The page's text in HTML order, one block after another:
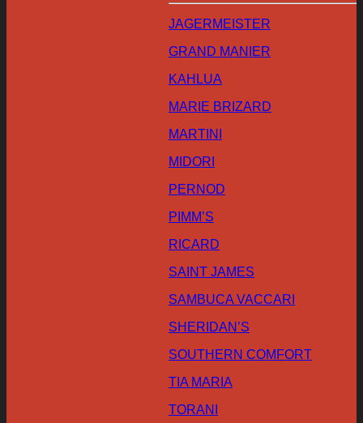
JAGERMEISTER
GRAND MANIER
KAHLUA
MARIE BRIZARD
MARTINI
MIDORI
PERNOD
PIMM’S
RICARD
SAINT JAMES
SAMBUCA VACCARI
SHERIDAN’S
SOUTHERN COMFORT
TIA MARIA
TORANI